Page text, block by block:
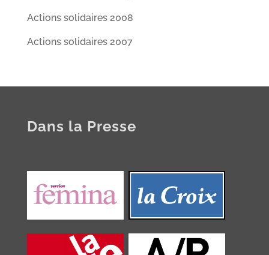
Actions solidaires 2008
Actions solidaires 2007
Dans la Presse